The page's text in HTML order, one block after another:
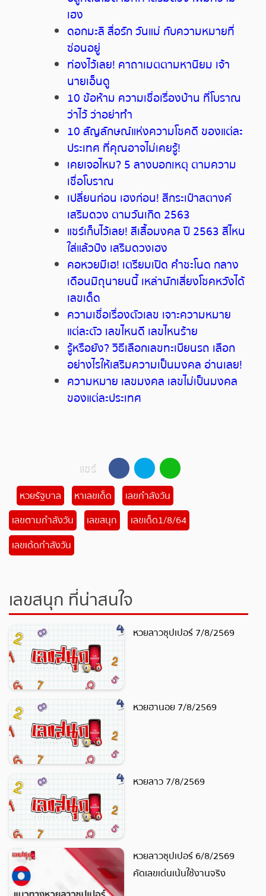
เฮง
ดอกมะลิ สื่อรัก วันแม่ กับความหมายที่
ซ่อนอยู่
ท่องไว้เลย! คาถาเมตตามหานิยม เจ้า
นายเอ็นดู
10 ข้อห้าม ความเชื่อเรื่องบ้าน ที่โบราณ
ว่าไว้ว่าอย่าทำ
10 สัญลักษณ์แห่งความโชคดี ของแต่ละ
ประเทศ ที่คุณอาจไม่เคยรู้!
เคยเจอไหม? 5 ลางบอกเหตุ ตามความ
เชื่อโบราณ
เปลี่ยนก่อน เฮงก่อน! สีกระเป๋าสตางค์
เสริมดวง ตามวันเกิด 2563
แชร์เก็บไว้เลย! สีเสื้อมงคลปี 2563 สีไหน
ใส่แล้วปัง เสริมดวงเฮง
คอหวยมีเฮ! เตรียมเปิด คำชะโนด กลาง
เดือนมิถุนายนนี้ เหล่านักเสี่ยงโชคหวังได้
เลขเด็ด
ความเชื่อเรื่องตัวเลข เจาะความหมาย
แต่ละตัว เลขไหนดี เลขไหนร้าย
รู้หรือยัง?วิธีเลือกเลขทะเบียนรถ เลือก
อย่างไรให้เสริมความเป็นมงคล อ่านเลย!
ความหมาย เลขมงคล เลขไม่เป็นมงคล
ของแต่ละประเทศ
แชร์
หวยรัฐบาล หาเลขเด็ด
เลขกำลังวัน
เลขตามกำลังวัน
เลขสนุก
เลขเด็ด1/8/64
เลขเด้ดกำลังวัน
เลขสนุก ที่น่าสนใจ
หวยลาวซุปเปอร์ 7/8/2569
หวยฮานอย 7/8/2569
หวยลาว 7/8/2569
หวยลาวซุปเปอร์ 6/8/2569
คัดเลขเด่นเน้นใช้งานจริง